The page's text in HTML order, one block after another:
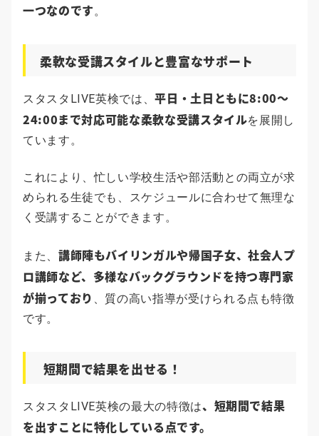
一つなのです 。
柔軟な受講スタイルと豊富なサポート
スタスタLIVE英検では、平日・土日ともに8:00～
24:00まで対応可能な柔軟な受講スタイルを展開し
ています。
これにより、忙しい学校生活や部活動との両立が求
められる生徒でも、スケジュールに合わせて無理な
く受講することができます。
また、 講師陣もバイリンガルや帰国子女、社会人プ
ロ講師など、多様なバックグラウンドを持つ専門家
が揃っており
、質の高い指導が受けられる点も特徴
です。
短期間で結果を出せる！
スタスタLIVE英検の最大の特徴は、短期間で結果
を出すことに特化している点です。